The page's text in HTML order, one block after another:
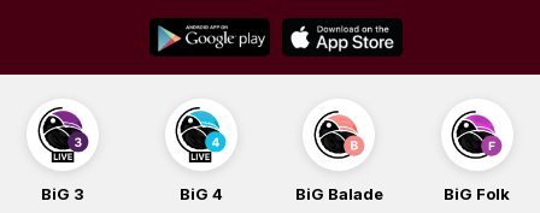
content
BiG 3 BiG 4 BiG Balade BiG Folk